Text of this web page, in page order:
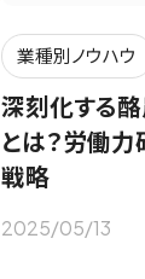
業種別ノウハウ
深刻化する
とは？労働
戦略
2025/05/13